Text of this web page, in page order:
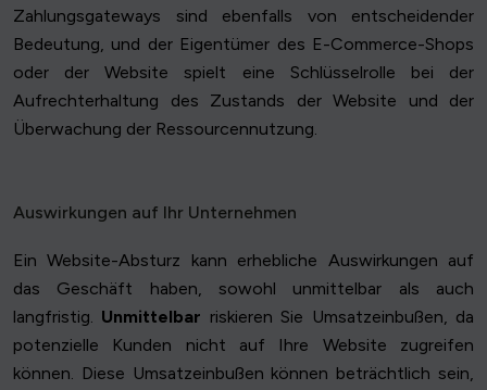
Zahlungsgateways sind ebenfalls von entscheidender
Bedeutung, und der Eigentümer des E-Commerce-Shops
oder der Website spielt eine Schlüsselrolle bei der
Aufrechterhaltung des Zustands der Website und der
Überwachung der Ressourcennutzung.
Auswirkungen auf Ihr Unternehmen
Ein Website-Absturz kann erhebliche Auswirkungen auf
das Geschäft haben, sowohl unmittelbar als auch
langfristig. Unmittelbar riskieren Sie Umsatzeinbußen, da
potenzielle Kunden nicht auf Ihre Website zugreifen
können. Diese Umsatzeinbußen können beträchtlich sein,